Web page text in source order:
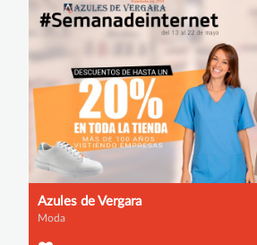
Azules de Vergara
Moda